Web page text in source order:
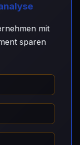
mit
sparen